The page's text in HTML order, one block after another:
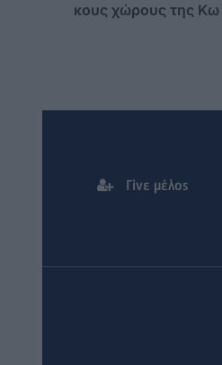
κους χώρους της Κω
Γίνε μέλος